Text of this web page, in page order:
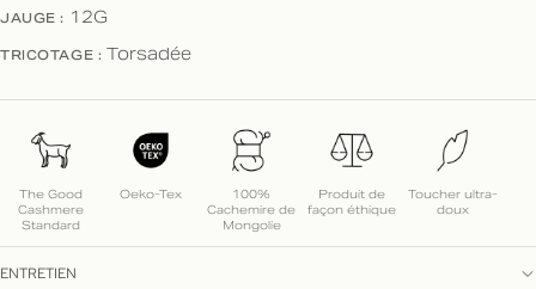
JAUGE : 12G
TRICOTAGE : Torsadée
The Good
Cashmere
Standard
Oeko-Tex
100%
Cachemire de
Mongolie
Produit de
façon éthique
Toucher ultra-
doux
ENTRETIEN